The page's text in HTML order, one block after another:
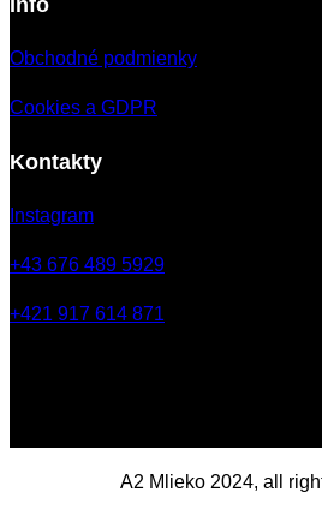
Info
Obchodné podmienky
Cookies a GDPR
Kontakty
Instagram
+43 676 489 5929
+421 917 614 871
A2 Mlieko 2024, all